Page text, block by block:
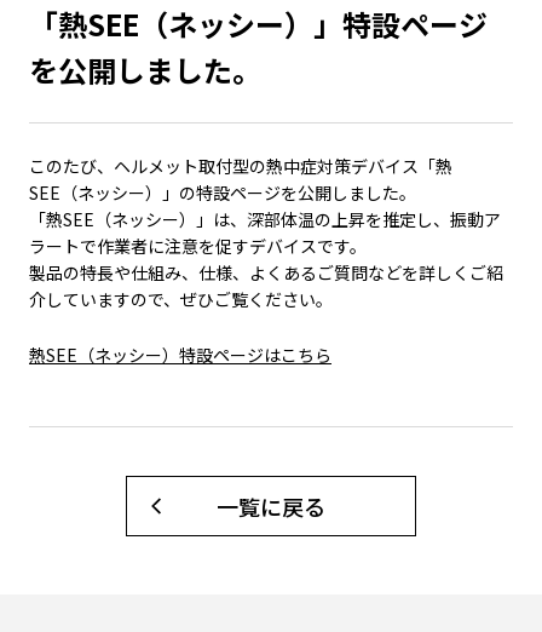
「熱SEE（ネッシー）」特設ページ
を公開しました。
このたび、ヘルメット取付型の熱中症対策デバイス「熱
SEE（ネッシー）」の特設ページを公開しました。
「熱SEE（ネッシー）」は、深部体温の上昇を推定し、振動ア
ラートで作業者に注意を促すデバイスです。
製品の特長や仕組み、仕様、よくあるご質問などを詳しくご紹
介していますので、ぜひご覧ください。
熱SEE（ネッシー）特設ページはこちら
一覧に戻る